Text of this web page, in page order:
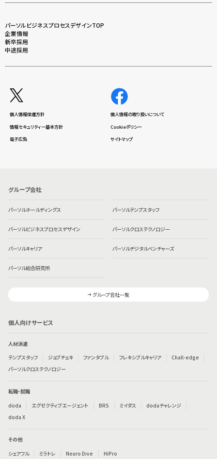
パーソルビジネスプロセスデザインTOP
企業情報
新卒採用
中途採用
個人情報保護方針
個人情報の取り扱いについて
情報セキュリティー基本方針
Cookieポリシー
電子広告
サイトマップ
グループ会社
パーソルホールディングス パーソルテンプスタッフ
パーソルビジネスプロセスデザイン パーソルクロステクノロジー
パーソルキャリア パーソルデジタルベンチャーズ
パーソル総合研究所
グループ会社一覧
個人向けサービス
人材派遣
テンプスタッフ
ジョブチェキ ファンタブル フレキシブルキャリア
Chall-edge
パーソルクロステクノロジー
転職・就職
doda
エグゼクティブエージェント BRS ミイダス
dodaチャレンジ
doda X
その他
シェアフル
ミラトレ Neuro Dive HiPro